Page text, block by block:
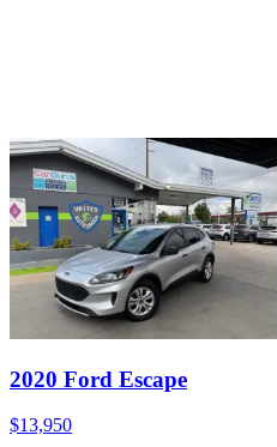
2020 Ford Escape
$13,950